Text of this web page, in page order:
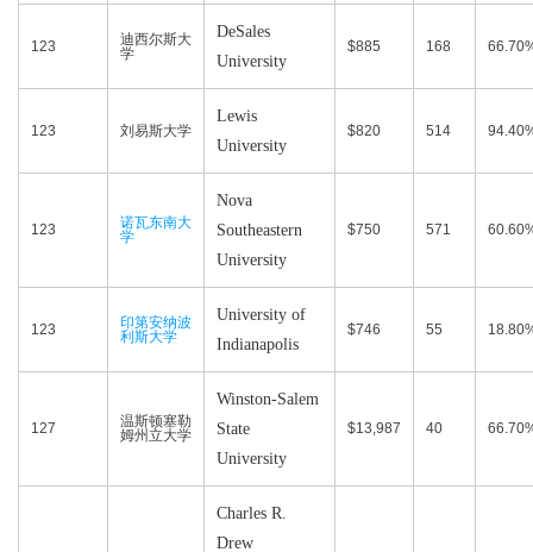
123
迪西尔斯大
学
DeSales
University
$885 168
123 刘易斯大学
Lewis
University
$820 514
123
诺瓦东南大
学
Nova
Southeastern
University
$750 571
123
印第安纳波
利斯大学
University of
Indianapolis
$746 55
127
温斯顿塞勒
姆州立大学
Winston-Salem
State
University
$13,987 40
Charles R.
Drew